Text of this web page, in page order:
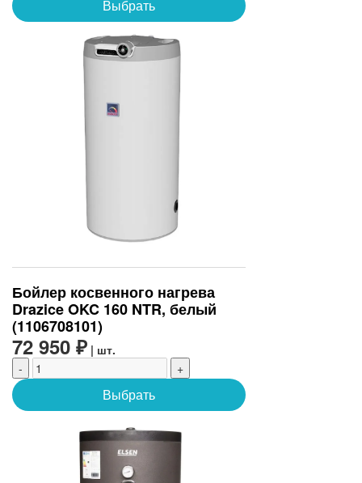
Выбрать
Бойлер косвенного нагрева
Drazice OKC 160 NTR, белый
(1106708101)
72 950 ₽ | шт.
-
+
Выбрать